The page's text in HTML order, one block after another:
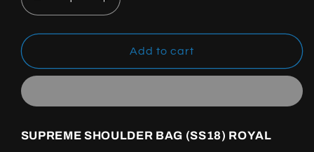
Decrease
quantity
for
SHOULDER
Increase
quantity
for
SUPREME
SHOULDER
Add to cart
SUPREME SHOULDER BAG (SS18) ROYAL